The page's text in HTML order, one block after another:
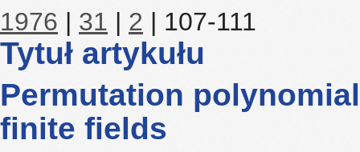
1976 | 31 | 2 | 107-111
Tytuł artykułu
Permutation
finite fields